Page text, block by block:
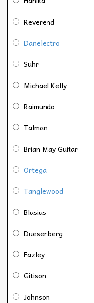
Reverend
Danelectro
Suhr
Michael Kelly
Raimundo
Talman
Brian May Guitar
Ortega
Tanglewood
Blasius
Duesenberg
Fazley
Gitison
Johnson